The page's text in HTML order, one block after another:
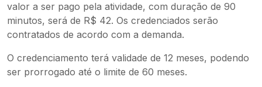
valor a ser pago pela atividade, com duração de 90
minutos, será de R$ 42. Os credenciados serão
contratados de acordo com a demanda.
O credenciamento terá validade de 12 meses, podendo
ser prorrogado até o limite de 60 meses.